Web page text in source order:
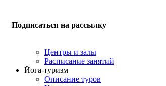
Подписаться на рассылку
Центры и залы
Расписание занятий
Йога-туризм
Описание туров